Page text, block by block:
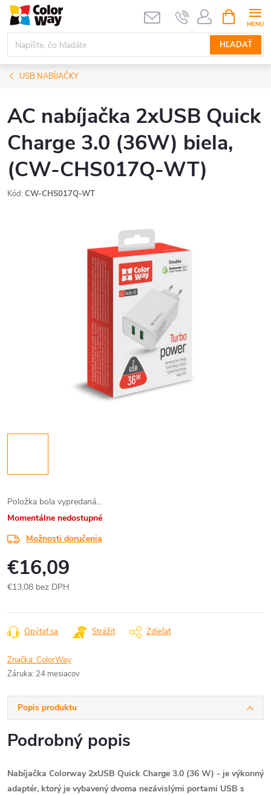
Prejsť
obsah
HĽADAŤ
KOŠÍK
USB NABÍJAČKY
AC nabíjačka 2xUSB Quick
Charge 3.0 (36W) biela,
(CW-CHS017Q-WT)
Kód: CW-CHS017Q-WT
Položka bola vypredaná…
Momentálne nedostupné
Možnosti doručenia
€16,09
€13,08 bez DPH
cena:
Opýtať sa Strážiť Zdieľať
Značka:ColorWay
Záruka: 24 mesiacov
Popis produktu
Podrobný popis
Nabíjačka Colorway 2xUSB Quick Charge 3.0 (36 W) - je výkonný
adaptér, ktorý je vybavený dvoma nezávislými portami USB s